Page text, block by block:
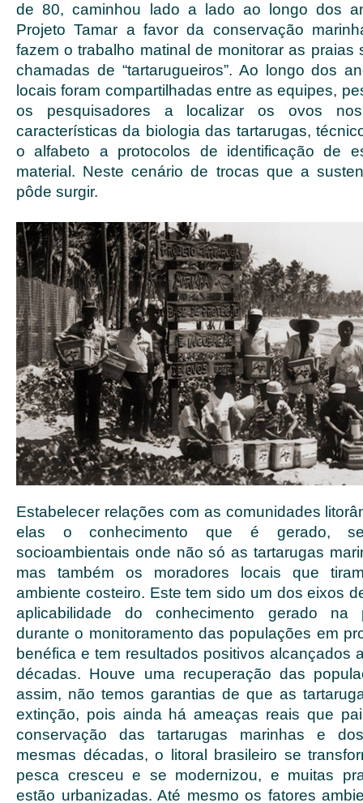
de 80, caminhou lado a lado ao longo dos
Projeto Tamar a favor da conservação
fazem o trabalho matinal de monitorar as praias
chamadas de “tartarugueiros”. Ao longo dos
locais foram compartilhadas entre as equipes,
os pesquisadores a localizar os ovos
características da biologia das tartarugas,
o alfabeto a protocolos de identificação de
material. Neste cenário de trocas que a
pôde surgir.
Estabelecer relações com as comunidades
elas o conhecimento que é gerado,
socioambientais onde não só as tartarugas
mas também os moradores locais que
ambiente costeiro. Este tem sido um dos eixos
aplicabilidade do conhecimento gerado na
durante o monitoramento das populações em
benéfica e tem resultados positivos alcançados
décadas. Houve uma recuperação das
assim, não temos garantias de que as
extinção, pois ainda há ameaças reais que
conservação das tartarugas marinhas e
mesmas décadas, o litoral brasileiro se
pesca cresceu e se modernizou, e muitas
estão urbanizadas. Até mesmo os fatores